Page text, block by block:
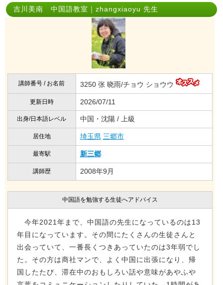
吉川美南 中国語教室｜zhangxiaoyu 先生
講師番号 / お名前 3250 张 晓雨/チョウ ショウウ
更新日時 2026/07/11
出身/日本語レベル 中国・沈陽 / 上級
居住地 埼玉県 三郷市
最寄駅 新三郷
講師歴 2008年9月
中国語を勉強する生徒へアドバイス
今年2021年まで、中国語の先生になっているのは13
年目になっています。その間にたくさんの生徒さんと
出会っていて、一番長くつきあっていたのは3年弱でし
た。その方は商社マンで、よく中国に出張になり、帰
国したたび、滞在中のおもしろい話や意味があやふや